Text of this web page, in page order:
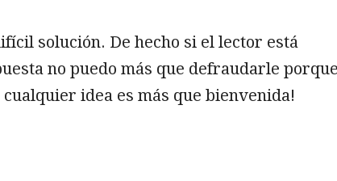
solución. De hecho si el lector está
no puedo más que defraudarle
idea es más que bienvenida!